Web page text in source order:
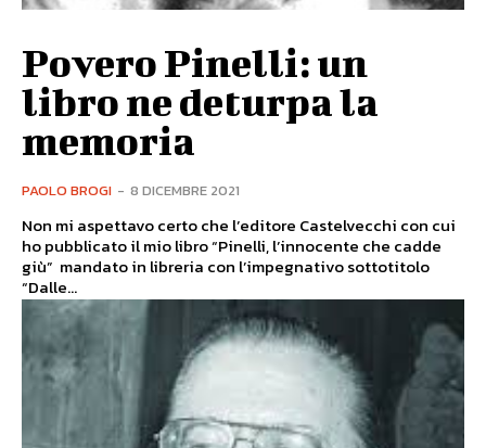
Povero Pinelli: un
libro ne deturpa la
memoria
PAOLO BROGI - 8 DICEMBRE 2021
Non mi aspettavo certo che l’editore Castelvecchi con cui
ho pubblicato il mio libro “Pinelli, l’innocente che cadde
giù” mandato in libreria con l’impegnativo sottotitolo
“Dalle...